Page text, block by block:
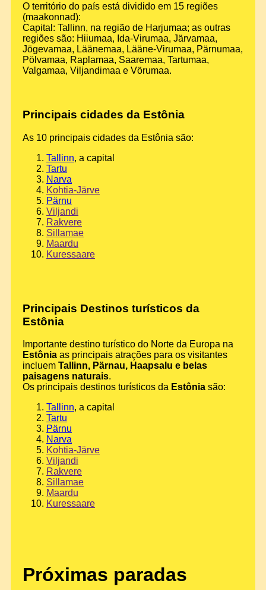
O território do país está dividido em 15 regiões
(maakonnad):
Capital: Tallinn, na região de Harjumaa; as outras
regiões são: Hiiumaa, Ida-Virumaa, Järvamaa,
Jögevamaa, Läänemaa, Lääne-Virumaa, Pärnumaa,
Pölvamaa, Raplamaa, Saaremaa, Tartumaa,
Valgamaa, Viljandimaa e Vörumaa.
Principais cidades da Estônia
As 10 principais cidades da Estônia são:
Tallinn, a capital
Tartu
Narva
Kohtia-Järve
Pärnu
Viljandi
Rakvere
Sillamae
Maardu
Kuressaare
Principais Destinos turísticos da
Estônia
Importante destino turístico do Norte da Europa na
Estônia as principais atrações para os visitantes
incluem Tallinn, Pärnau, Haapsalu e belas
paisagens naturais.
Os principais destinos turísticos da Estônia são:
Tallinn, a capital
Tartu
Pärnu
Narva
Kohtia-Järve
Viljandi
Rakvere
Sillamae
Maardu
Kuressaare
Próximas paradas